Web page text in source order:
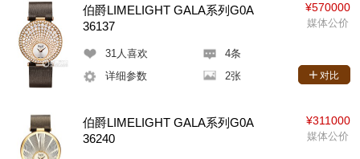
伯爵LIMELIGHT GALA系列G0A
36137
31 人喜欢
4条
详细参数
2张
¥570000
媒体公价
对比
伯爵LIMELIGHT GALA系列G0A
36240
¥311000
媒体公价